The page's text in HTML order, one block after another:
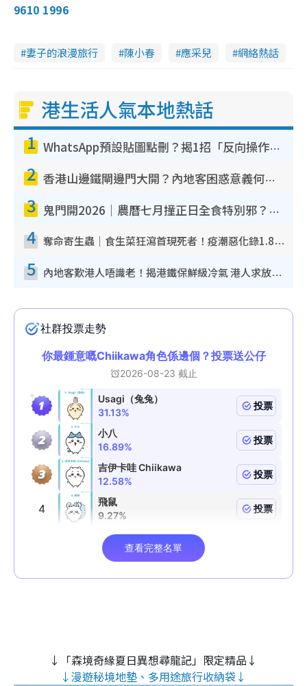
9610 1996
妻子的浪漫旅行 陳小春 應采兒 網絡熱話
港生活人氣本地熱話
1 WhatsApp預設貼圖點刪？揭1招「反向操作」還原簡潔介面 附3步實測教學
2 香港山邊鐵閘邊門大開？內地客困惑意義何在！網民神回覆：呢種叫法理性防禦
3 鬼門開2026｜農曆七月撞正日全食特別邪？專家警告切忌做一事！揭4大禁忌+2招保平安
4 奪命寄生蟲｜食生菜狂瀉首現死者！疫潮惡化錄1.8萬宗病例 揭洗菜3大謬誤
5 內地客歎港人唔識老！揭港鐵保鮮級冷氣 港人求放過：咪投訴
↓「森境奇緣夏日異想尋龍記」限定精品↓
↓漫遊秘境地墊、多用途旅行收納袋↓